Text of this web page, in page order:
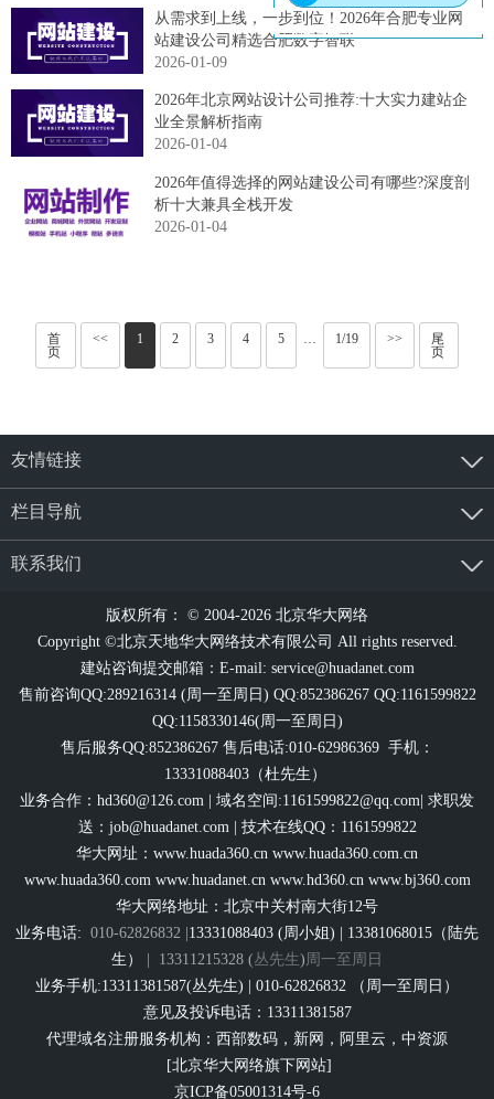
从需求到上线，一步到位！2026年合肥专业网
站建设公司精选合肥数字智联
2026-01-09
2026年北京网站设计公司推荐:十大实力建站企
业全景解析指南
2026-01-04
2026年值得选择的网站建设公司有哪些?深度剖
析十大兼具全栈开发
2026-01-04
首
页
<< 1 2 3 4 5 ··· 1/19 >>
尾
页
友情链接
栏目导航
联系我们
版权所有： © 2004-2026 北京华大网络
Copyright ©北京天地华大网络技术有限公司 All rights reserved.
建站咨询提交邮箱：E-mail: service@huadanet.com
售前咨询QQ:289216314 (周一至周日) QQ:852386267 QQ:1161599822
QQ:1158330146(周一至周日)
售后服务QQ:852386267 售后电话:010-62986369 手机：
13331088403（杜先生）
业务合作： hd360@126.com | 域名空间:1161599822@qq.com| 求职发
送： job@huadanet.com | 技术在线QQ：1161599822
华大网址： www.huada360.cn www.huada360.com.cn
www.huada360.com www.huadanet.cn www.hd360.cn www.bj360.com
华大网络地址：北京中关村南大街12号
业务电话: 010-62826832 | 13331088403 (周小姐) | 13381068015（陆先
生）
13311215328 (丛先生) 周一至周日
业务手机:13311381587(丛先生) | 010-62826832 （周一至周日）
意见及投诉电话：13311381587
代理域名注册服务机构：西部数码，新网，阿里云，中资源
[北京华大网络旗下网站]
京ICP备05001314号-6